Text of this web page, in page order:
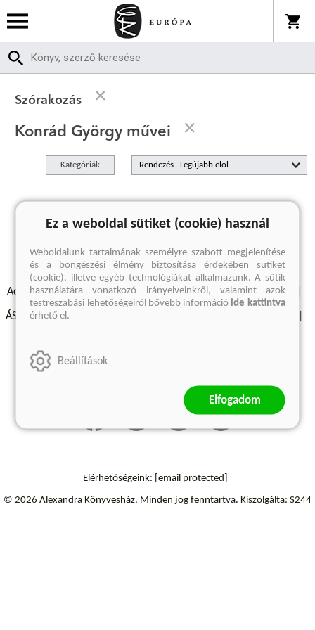
Szórakozás
Konrád György művei
Kategóriák Rendezés
A keresett kifejezésre nincs találat
Adatvédelmi szabályzatok Elállási felmondási nyilatkozat
ÁSZF - Vásárlási feltételek
Elérhetőségeink: [email protected]
© 2026 Alexandra Könyvesház. Minden jog fenntartva. Kiszolgálta: S244
Ez a weboldal sütiket (cookie) használ
Weboldalunk tartalmának személyre szabott megjelenítése
és a böngészési élmény biztosítása érdekében sütiket
(cookie), illetve egyéb technológiákat alkalmazunk. A sütik
használatára vonatkozó irányelveinkről, valamint azok
testreszabási lehetőségeiről bővebb információide kattintva
érhető el.
Beállítások
Elfogadom